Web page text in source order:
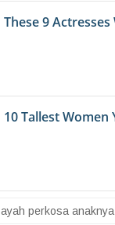
ayah perkosa anaknya